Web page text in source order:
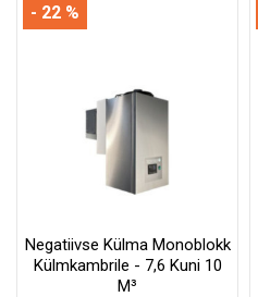
Negatiivse Külma Monoblokk
Külmkambrile - 7,6 Kuni 10
M³
- 22 %